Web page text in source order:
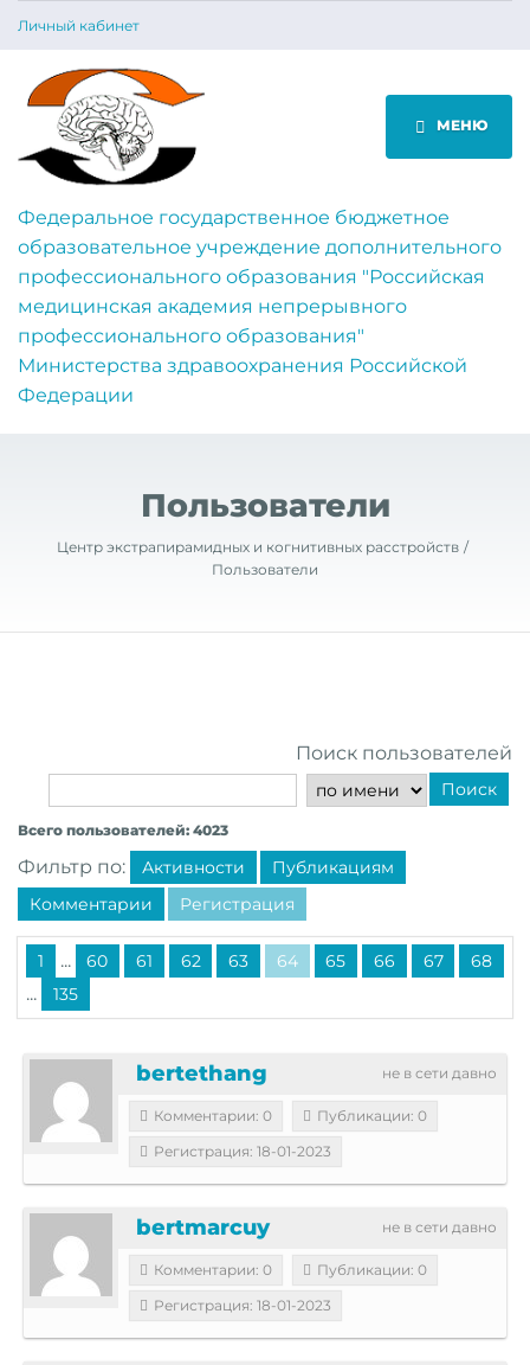
Личный кабинет
МЕНЮ
Федеральное государственное бюджетное
образовательное учреждение дополнительного
профессионального образования "Российская
медицинская академия непрерывного
профессионального образования"
Министерства здравоохранения Российской
Федерации
Пользователи
Центр экстрапирамидных и когнитивных расстройств
Пользователи
Поиск пользователей
Поиск
Всего пользователей: 4023
Фильтр по: Активности
Публикациям
Комментарии
Регистрация
1 ... 60 61 62 63 64 65 66 67 68
... 135
не в сети давно
bertethang
Комментарии: 0
Публикации: 0
Регистрация: 18-01-2023
не в сети давно
bertmarcuy
Комментарии: 0
Публикации: 0
Регистрация: 18-01-2023